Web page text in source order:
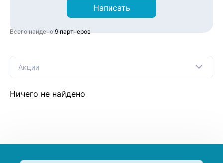
Написать
Всего найдено:9 партнеров
Акции
Ничего не найдено